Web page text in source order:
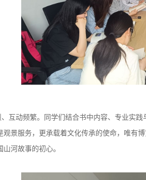
互动频繁。同学们结合书中内容、 专业实践
观景服务，更承载着文化传承的使命，唯有
河故事的初心。